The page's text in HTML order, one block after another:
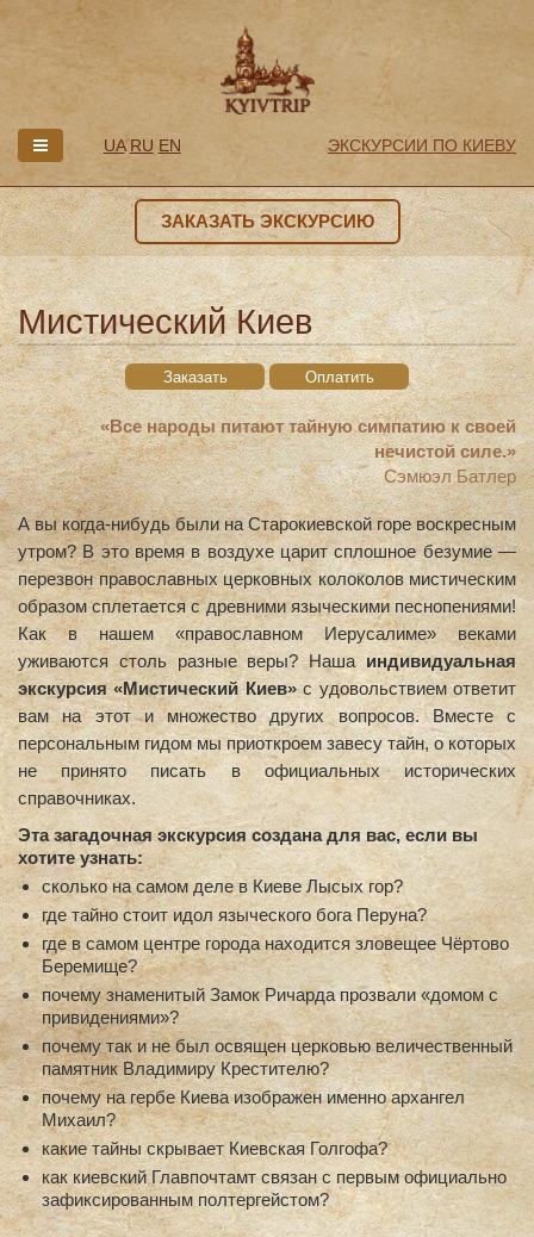
UA RU EN ЭКСКУРСИИ ПО КИЕВУ
ЗАКАЗАТЬ ЭКСКУРСИЮ
Мистический Киев
Заказать Оплатить
«Все народы питают тайную симпатию к своей
нечистой силе.»
Сэмюэл Батлер
А вы когда-нибудь были на Старокиевской горе воскресным
утром? В это время в воздухе царит сплошное безумие —
перезвон православных церковных колоколов мистическим
образом сплетается с древними языческими песнопениями!
Как в нашем «православном Иерусалиме» веками
уживаются столь разные веры? Наша индивидуальная
экскурсия «Мистический Киев»с удовольствием ответит
вам на этот и множество других вопросов. Вместе с
персональным гидом мы приоткроем завесу тайн, о которых
не принято писать в официальных исторических
справочниках.
Эта загадочная экскурсия создана для вас, если вы
хотите узнать:
сколько на самом деле в Киеве Лысых гор?
где тайно стоит идол языческого бога Перуна?
где в самом центре города находится зловещее Чёртово
Беремище?
почему знаменитый Замок Ричарда прозвали «домом с
привидениями»?
почему так и не был освящен церковью величественный
памятник Владимиру Крестителю?
почему на гербе Киева изображен именно архангел
Михаил?
какие тайны скрывает Киевская Голгофа?
как киевский Главпочтамт связан с первым официально
зафиксированным полтергейстом?